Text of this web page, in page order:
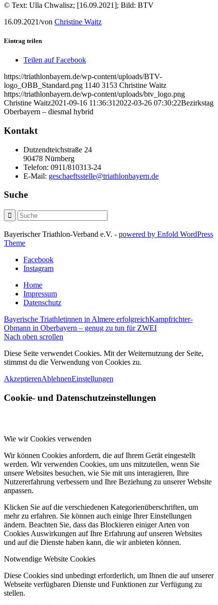
© Text: Ulla Chwalisz; [16.09.2021]; Bild: BTV
16.09.2021/von Christine Waitz
Eintrag teilen
Teilen auf Facebook
https://triathlonbayern.de/wp-content/uploads/BTV-
logo_OBB_Standard.png 1140 3153 Christine Waitz
https://triathlonbayern.de/wp-content/uploads/btv_logo.png
Christine Waitz2021-09-16 11:36:31 2022-03-26 07:30:22Bezirkstag
Oberbayern – diesmal hybrid
Kontakt
Dutzendteichstraße 24
90478 Nürnberg
Telefon: 0911/810313-24
E-Mail: geschaeftsstelle@triathlonbayern.de
Suche
Bayerischer Triathlon-Verband e.V. - powered by Enfold WordPress
Theme
Facebook
Instagram
Home
Impressum
Datenschutz
Bayerische Triathletinnen in Almere erfolgreichKampfrichter-
Obmann in Oberbayern – genug zu tun für ZWEI
Nach oben scrollen
Diese Seite verwendet Cookies. Mit der Weiternutzung der Seite,
stimmst du die Verwendung von Cookies zu.
AkzeptierenAblehnenEinstellungen
Cookie- und Datenschutzeinstellungen
Wie wir Cookies verwenden
Wir können Cookies anfordern, die auf Ihrem Gerät eingestellt
werden. Wir verwenden Cookies, um uns mitzuteilen, wenn Sie
unsere Websites besuchen, wie Sie mit uns interagieren, Ihre
Nutzererfahrung verbessern und Ihre Beziehung zu unserer Website
anpassen.
Klicken Sie auf die verschiedenen Kategorienüberschriften, um
mehr zu erfahren. Sie können auch einige Ihrer Einstellungen
ändern. Beachten Sie, dass das Blockieren einiger Arten von
Cookies Auswirkungen auf Ihre Erfahrung auf unseren Websites
und auf die Dienste haben kann, die wir anbieten können.
Notwendige Website Cookies
Diese Cookies sind unbedingt erforderlich, um Ihnen die auf unserer
Webseite verfügbaren Dienste und Funktionen zur Verfügung zu
stellen.